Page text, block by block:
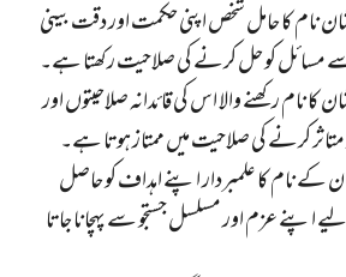
نام کا حامل شخص اپنی حکمت اور دقت بینی
مسائل کو حل کرنے کی صلاحیت رکھتا ہے۔
نام رکھنے والا اس کی قائدانہ صلاحیتوں اور
کرنے کی صلاحیت میں ممتاز ہوتا ہے۔
کے نام کا علمبردار اپنے اہداف کو حاصل
عزم اور مسلسل جستجو سے پہچانا جاتا